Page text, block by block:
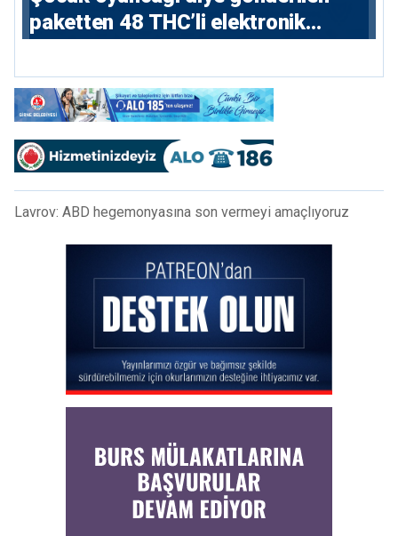
paketten 48 THC’li elektronik
Lavrov: ABD hegemonyasına son vermeyi amaçlıyoruz